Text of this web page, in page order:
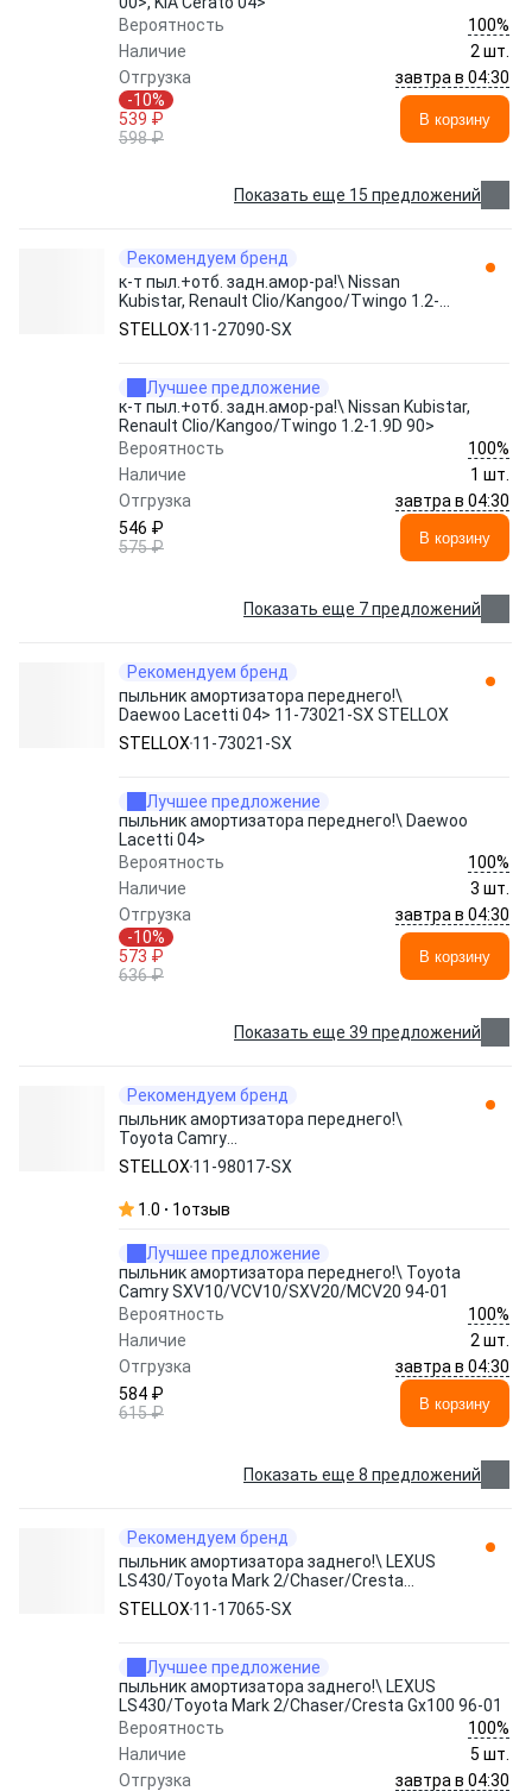
Вероятность
100%
Наличие
2 шт.
Отгрузка
завтра в 04:30
-10%
539 ₽
598 ₽
В корзину
Показать еще 15 предложений
Рекомендуем бренд
к-т пыл.+отб. задн.амор-ра!\ Nissan
Kubistar, Renault Clio/Kangoo/Twingo 1.2-
1.9D 90> 11-27090-SX STELLOX
STELLOX 11-27090-SX
Лучшее предложение
к-т пыл.+отб. задн.амор-ра!\ Nissan Kubistar,
Renault Clio/Kangoo/Twingo 1.2-1.9D 90>
Вероятность
100%
Наличие
1 шт.
Отгрузка
завтра в 04:30
546 ₽
575 ₽
В корзину
Показать еще 7 предложений
Рекомендуем бренд
пыльник амортизатора переднего!\
Daewoo Lacetti 04> 11-73021-SX STELLOX
STELLOX 11-73021-SX
Лучшее предложение
пыльник амортизатора переднего!\ Daewoo
Lacetti 04>
Вероятность
100%
Наличие
3 шт.
Отгрузка
завтра в 04:30
-10%
573 ₽
636 ₽
В корзину
Показать еще 39 предложений
Рекомендуем бренд
пыльник амортизатора переднего!\
Toyota Camry
SXV10/VCV10/SXV20/MCV20 94-01 11-
98017-SX STELLOX
STELLOX 11-98017-SX
1.0 1отзыв
Лучшее предложение
пыльник амортизатора переднего!\ Toyota
Camry SXV10/VCV10/SXV20/MCV20 94-01
Вероятность
100%
Наличие
2 шт.
Отгрузка
завтра в 04:30
584 ₽
615 ₽
В корзину
Показать еще 8 предложений
Рекомендуем бренд
пыльник амортизатора заднего!\ LEXUS
LS430/Toyota Mark 2/Chaser/Cresta
Gx100 96-01 11-17065-SX STELLOX
STELLOX 11-17065-SX
Лучшее предложение
пыльник амортизатора заднего!\ LEXUS
LS430/Toyota Mark 2/Chaser/Cresta Gx100 96-01
Вероятность
100%
Наличие
5 шт.
Отгрузка
завтра в 04:30